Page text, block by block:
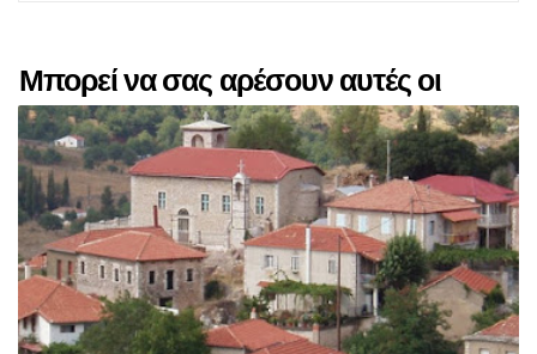
Μπορεί να σας αρέσουν αυτές οι
αναρτήσεις